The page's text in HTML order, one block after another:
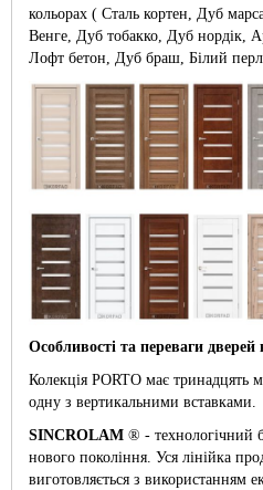
кольорах ( Сталь кортен, Дуб
Венге, Дуб тобакко, Дуб нордік,
Лофт бетон, Дуб браш, Білий
Особливості та переваги дверей
Колекція PORTO має тринадцять
одну з вертикальними вставками.
SINCROLAM ® - технологічний
нового покоління. Уся лінійка
виготовляється з використанням